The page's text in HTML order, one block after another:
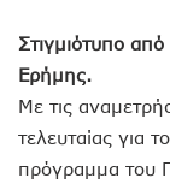
Στιγμιότυπο
Ερήμης.
Με τις
τελευταίας για
πρόγραμμα του